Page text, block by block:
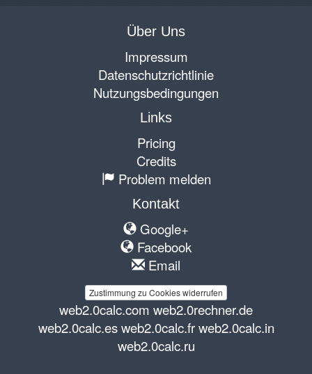
Über Uns
Impressum
Datenschutzrichtlinie
Nutzungsbedingungen
Links
Pricing
Credits
Problem melden
Kontakt
Google+
Facebook
Email
Zustimmung zu Cookies widerrufen
web2.0calc.com web2.0rechner.de
web2.0calc.es web2.0calc.fr web2.0calc.in
web2.0calc.ru